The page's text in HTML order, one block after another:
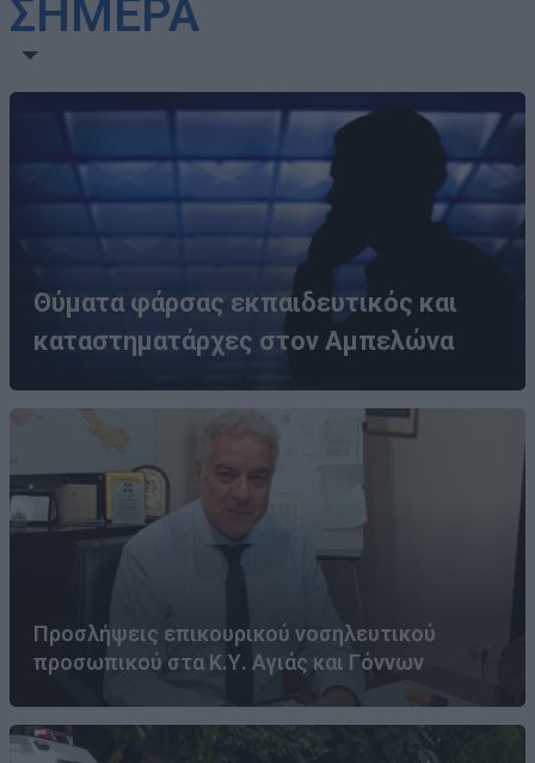
ΣΗΜΕΡΑ
Θύματα φάρσας εκπαιδευτικός και
καταστηματάρχες στον Αμπελώνα
Προσλήψεις επικουρικού νοσηλευτικού
προσωπικού στα Κ.Υ. Αγιάς και Γόννων